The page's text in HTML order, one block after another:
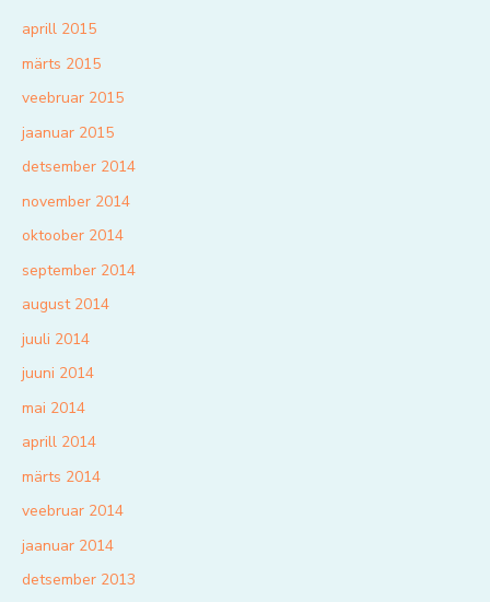
aprill 2015
märts 2015
veebruar 2015
jaanuar 2015
detsember 2014
november 2014
oktoober 2014
september 2014
august 2014
juuli 2014
juuni 2014
mai 2014
aprill 2014
märts 2014
veebruar 2014
jaanuar 2014
detsember 2013